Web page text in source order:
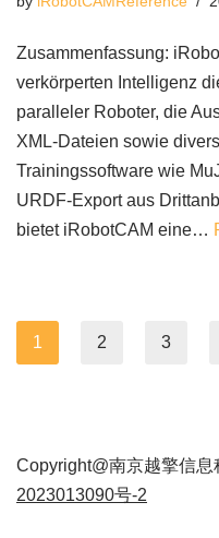
Zusammenfassung:
verkörperten Intelligenz
paralleler Roboter, die
XML-Dateien sowie
Trainingssoftware wie
URDF-Export aus
bietet iRobotCAM eine…
1 2 3
Copyright@南京越擎信息
2023013090号-2